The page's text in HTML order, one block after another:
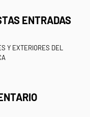
ENTRADAS
Y EXTERIORES DEL